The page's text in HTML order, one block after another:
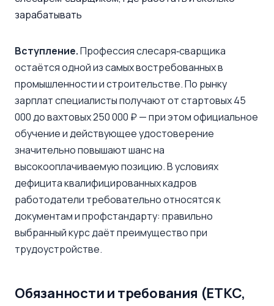
Вступление.Профессия слесаря‑сварщика
остаётся одной из самых востребованных в
промышленности и строительстве. По рынку
зарплат специалисты получают от стартовых 45
000 до вахтовых 250 000 ₽ — при этом официальное
обучение и действующее удостоверение
значительно повышают шанс на
высокооплачиваемую позицию. В условиях
дефицита квалифицированных кадров
работодатели требовательно относятся к
документам и профстандарту: правильно
выбранный курс даёт преимущество при
трудоустройстве.
Обязанности и требования (ЕТКС,